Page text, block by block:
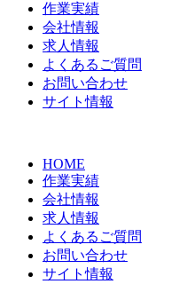
作業実績
会社情報
求人情報
よくあるご質問
お問い合わせ
サイト情報
HOME
作業実績
会社情報
求人情報
よくあるご質問
お問い合わせ
サイト情報